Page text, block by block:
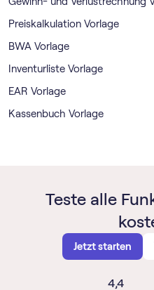
Preiskalkulation Vorlage
BWA Vorlage
Inventurliste Vorlage
EAR Vorlage
Kassenbuch Vorlage
Teste alle
Jetzt starten
4,4